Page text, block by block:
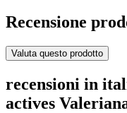
Recensione
Valuta questo prodotto
recensioni in
actives